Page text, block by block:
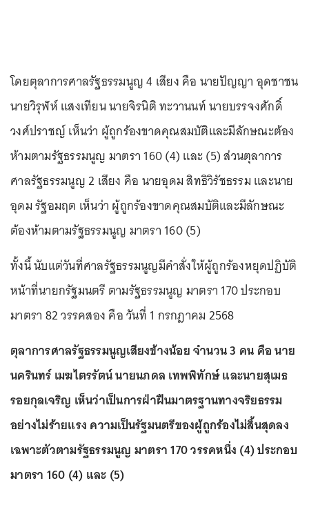
โดยตุลาการศาลรัฐธรรมนูญ 4 เสียง คือ นายปัญญา อุดชาชน
นายวิรุฬห์ แสงเทียน นายจิรนิติ ทะวานนท์ นายบรรจงศักดิ์
วงศ์ปราชญ์ เห็นว่า ผู้ถูกร้องขาดคุณสมบัติและมีลักษณะต้อง
ห้ามตามรัฐธรรมนูญ มาตรา 160 (4) และ (5) ส่วนตุลาการ
ศาลรัฐธรรมนูญ 2 เสียง คือ นายอุดม สิทธิวิรัชธรรม และนาย
อุดม รัฐอมฤต เห็นว่า ผู้ถูกร้องขาดคุณสมบัติและมีลักษณะ
ต้องห้ามตามรัฐธรรมนูญ มาตรา 160 (5)
ทั้งนี้ นับแต่วันที่ศาลรัฐธรรมนูญมีคำสั่งให้ผู้ถูกร้องหยุดปฏิบัติ
หน้าที่นายกรัฐมนตรี ตามรัฐธรรมนูญ มาตรา 170 ประกอบ
มาตรา 82 วรรคสอง คือ วันที่ 1 กรกฎาคม 2568
ตุลาการศาลรัฐธรรมนูญเสียงข้างน้อย จำนวน 3 คน คือ นาย
นครินทร์ เมฆไตรรัตน์ นายนภดล เทพพิทักษ์ และนายสุเมธ
รอยกุลเจริญ เห็นว่าเป็นการฝ่าฝืนมาตรฐานทางจริยธรรม
อย่างไม่ร้ายแรง ความเป็นรัฐมนตรีของผู้ถูกร้องไม่สิ้นสุดลง
เฉพาะตัวตามรัฐธรรมนูญ มาตรา 170 วรรคหนึ่ง (4) ประกอบ
มาตรา 160 (4) และ (5)